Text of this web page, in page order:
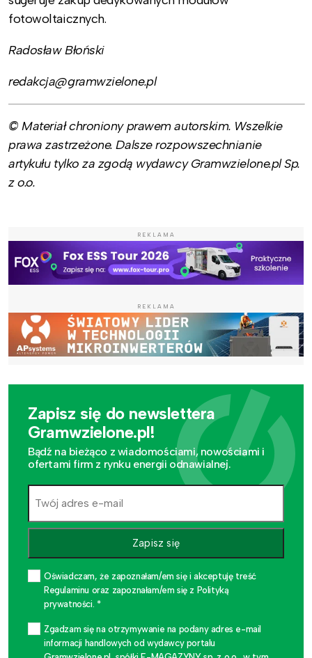
fotowoltaicznych.
Radosław Błoński
redakcja@gramwzielone.pl
© Materiał chroniony prawem autorskim. Wszelkie
prawa zastrzeżone. Dalsze rozpowszechnianie
artykułu tylko za zgodą wydawcy Gramwzielone.pl Sp.
z o.o.
REKLAMA
REKLAMA
Zapisz się do newslettera
Gramwzielone.pl!
Bądź na bieżąco z wiadomościami, nowościami i
ofertami firm z rynku energii odnawialnej.
Zapisz się
Oświadczam, że zapoznałam/em się i akceptuję treść
Regulaminu oraz zapoznałam/em się z Polityką
prywatności. *
Zgadzam się na otrzymywanie na podany adres e-mail
informacji handlowych od wydawcy portalu